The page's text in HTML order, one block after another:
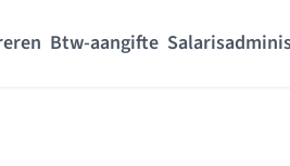
Btw-aangifte